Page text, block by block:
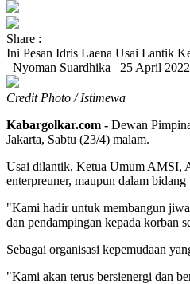
Share :
Ini Pesan Idris Laena Usai Lantik
Nyoman Suardhika
25 April 2022
Credit Photo / Istimewa
Kabargolkar.com - Dewan
Jakarta, Sabtu (23/4) malam.
Usai dilantik, Ketua Umum AMSI,
enterpreuner, maupun dalam
"Kami hadir untuk membangun
dan pendampingan kepada korban
Sebagai organisasi kepemudaan
"Kami akan terus bersienergi dan